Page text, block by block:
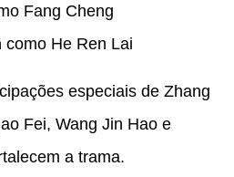
Fang Cheng
como He Ren Lai
especiais de Zhang
Fei, Wang Jin Hao e
a trama.